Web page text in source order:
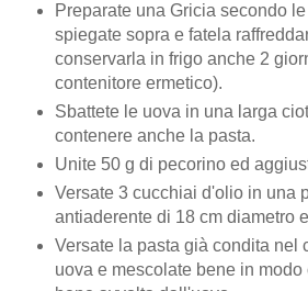
Preparate una Gricia secondo
spiegate sopra e fatela
conservarla in frigo anche 2
contenitore ermetico).
Sbattete le uova in una larga
contenere anche la pasta.
Unite 50 g di pecorino ed
Versate 3 cucchiai d'olio in una
antiaderente di 18 cm diametro
Versate la pasta già condita nel
uova e mescolate bene in modo